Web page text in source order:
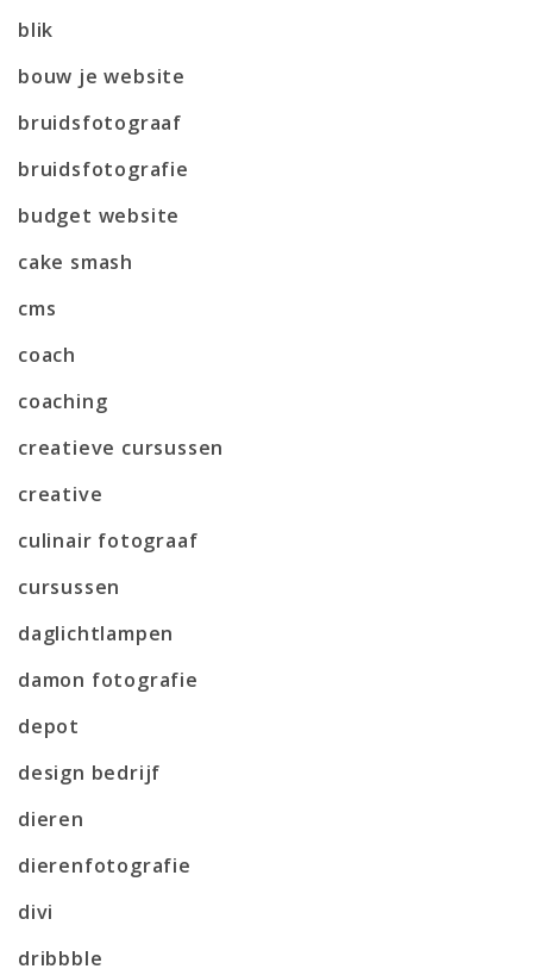
blik
bouw je website
bruidsfotograaf
bruidsfotografie
budget website
cake smash
cms
coach
coaching
creatieve cursussen
creative
culinair fotograaf
cursussen
daglichtlampen
damon fotografie
depot
design bedrijf
dieren
dierenfotografie
divi
dribbble